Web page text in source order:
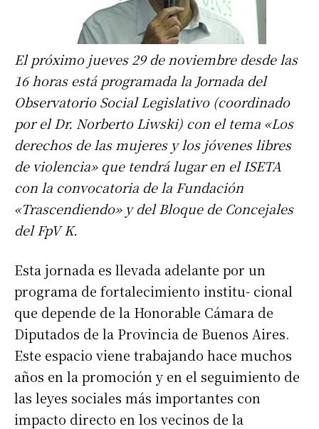
El próximo jueves 29 de noviembre desde las
16 horas está programada la Jornada del
Observatorio Social Legislativo (coordinado
por el Dr. Norberto Liwski) con el tema «Los
derechos de las mujeres y los jóvenes libres
de violencia» que tendrá lugar en el ISETA
con la convocatoria de la Fundación
«Trascendiendo» y del Bloque de Concejales
del FpV K.
Esta jornada es llevada adelante por un
programa de fortalecimiento institu- cional
que depende de la Honorable Cámara de
Diputados de la Provincia de Buenos Aires.
Este espacio viene trabajando hace muchos
años en la promoción y en el seguimiento de
las leyes sociales más importantes con
impacto directo en los vecinos de la